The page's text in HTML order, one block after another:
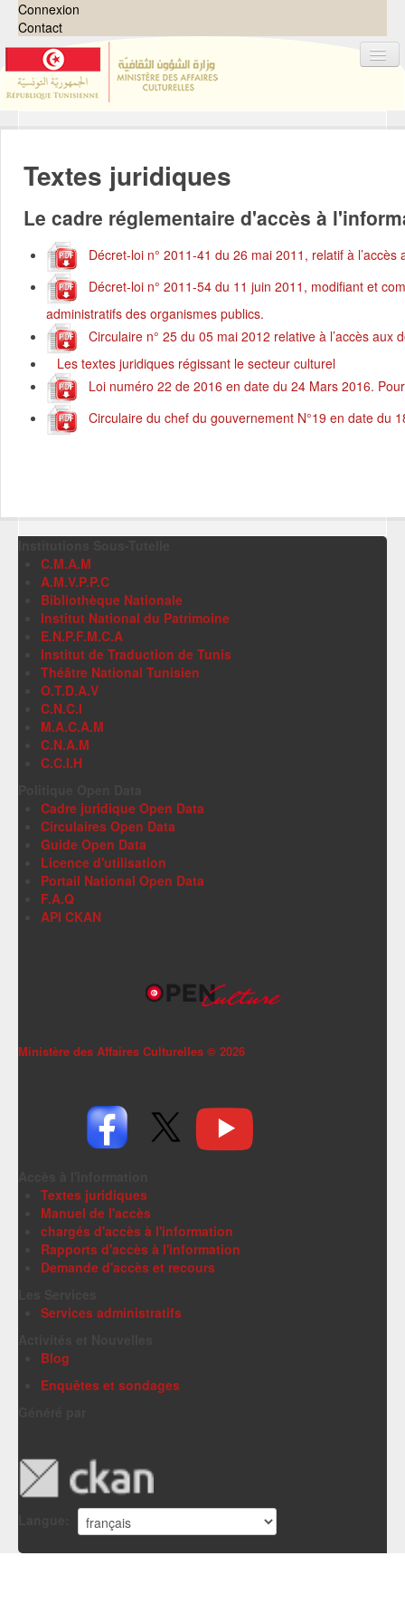
Connexion
Contact
Jeux de données
Groupes
Demandes
0
À propos
Textes juridiques
Le cadre réglementaire d'accès à
Décret-loi n° 2011-41 du 26 mai 2011, relatif à
Décret-loi n° 2011-54 du 11 juin 2011, modifiant et
administratifs des organismes publics.
Circulaire n° 25 du 05 mai 2012 relative à l’accès
Les textes juridiques régissant le secteur culturel
Loi numéro 22 de 2016 en date du 24 Mars 2016.
Circulaire du chef du gouvernement N°19 en date du
C.M.A.M
A.M.V.P.P.C
Bibliothèque Nationale
Institut National du Patrimoine
E.N.P.F.M.C.A
Institut de Traduction de Tunis
Théâtre National Tunisien
O.T.D.A.V
C.N.C.I
M.A.C.A.M
C.N.A.M
C.C.I.H
Cadre juridique Open Data
Circulaires Open Data
Guide Open Data
Licence d'utilisation
Portail National Open Data
F.A.Q
API CKAN
Ministère des Affaires Culturelles © 2026
Textes juridiques
Manuel de l'accès
chargés d'accès à l'information
Rapports d'accès à l'information
Demande d'accès et recours
Services administratifs
Blog
Enquêtes et sondages